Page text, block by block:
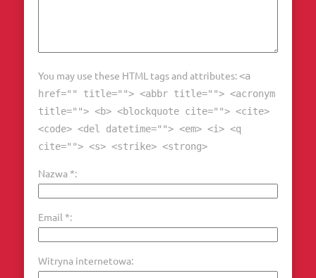
You may use these HTML tags and attributes:<a
href="" title=""> <abbr title=""> <acronym
title=""> <b> <blockquote cite=""> <cite>
<code> <del datetime=""> <em> <i> <q
cite=""> <s> <strike> <strong>
Nazwa*
Email *
Witryna internetowa